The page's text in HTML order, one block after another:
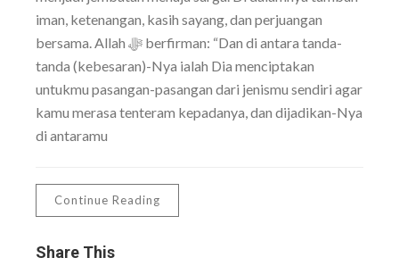
iman, ketenangan, kasih sayang, dan perjuangan
bersama. Allah ﷻ berfirman: “Dan di antara tanda-
tanda (kebesaran)-Nya ialah Dia menciptakan
untukmu pasangan-pasangan dari jenismu sendiri agar
kamu merasa tenteram kepadanya, dan dijadikan-Nya
di antaramu
Continue Reading
Share This